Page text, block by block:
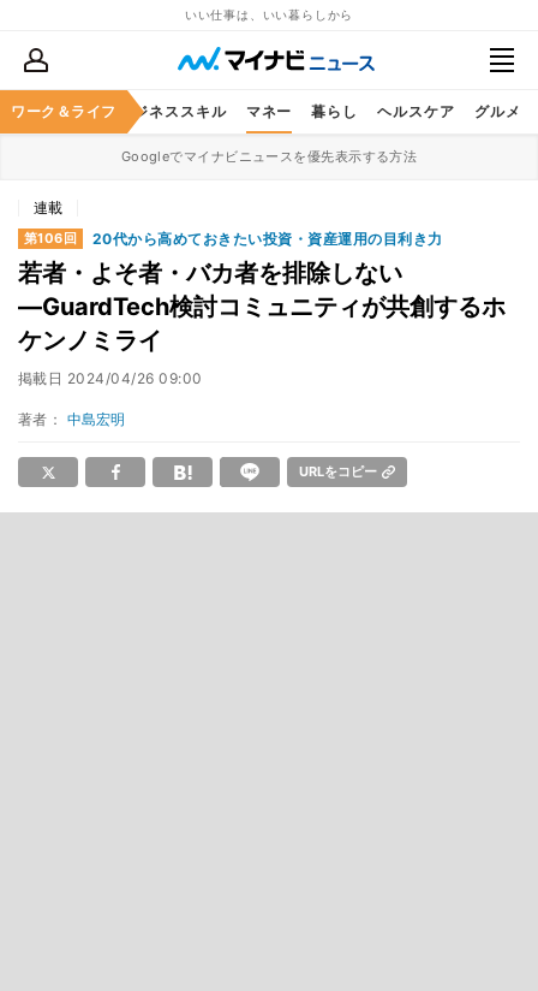
いい仕事は、いい暮らしから
ワーク＆ライフ
キャリア ビジネススキル マネー 暮らし ヘルスケア グルメ
Googleでマイナビニュースを優先表示する方法
連載
第106回 20代から高めておきたい投資・資産運用の目利き力
若者・よそ者・バカ者を排除しない
―GuardTech検討コミュニティが共創するホ
ケンノミライ
掲載日 2024/04/26 09:00
著者： 中島宏明
URLをコピー